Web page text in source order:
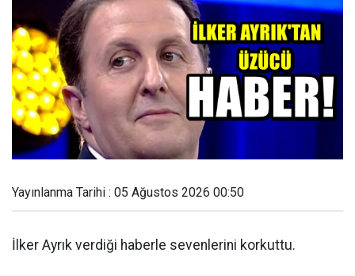
Yayınlanma Tarihi : 05 Ağustos 2026 00:50
İlker Ayrık verdiği haberle sevenlerini korkuttu.